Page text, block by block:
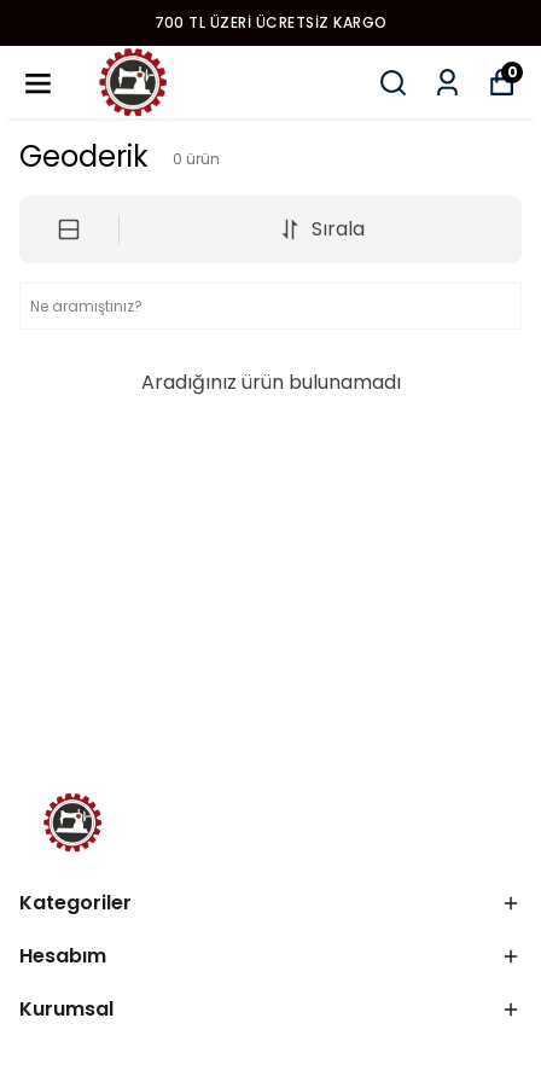
700 TL ÜZERI ÜCRETSIZ KARGO
0
Geoderik 0 ürün
Sırala
Aradığınız ürün bulunamadı
Kategoriler
Hesabım
Kurumsal